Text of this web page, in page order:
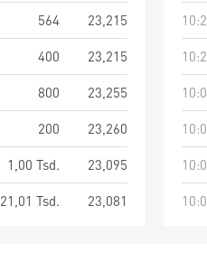
564
23,215
400
23,215
800
23,255
200
23,260
1,00 Tsd.
23,095
21,01 Tsd. 23,081